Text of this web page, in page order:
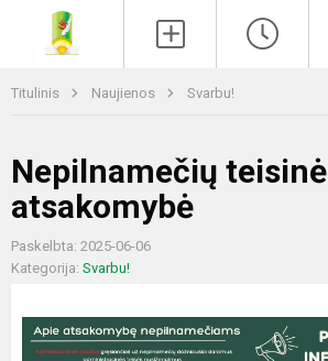
Titulinis Naujienos Svarbu!
Nepilnamečių teisinė
atsakomybė
Paskelbta: 2025-06-06
Kategorija: Svarbu!